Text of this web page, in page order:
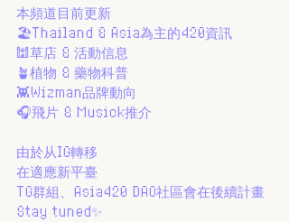
本頻道目前更新
🏖Thailand & Asia為主的420資訊
🕍草店 & 活動信息
🪴植物 & 藥物科普
👾Wizman品牌動向
🎧飛片 & Musick推介
由於从IG轉移
在適應新平臺
TG群組、Asia420 DAO社區會在後續計畫
Stay tuned✨